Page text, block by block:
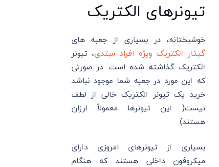
تیونرهای الکتریک
خوشبختانه، در بسیاری از جعبه های
گیتار الکتریک ویژه افراد مبتدی، تیونر
الکتریک گذاشته شده است. در صورتی
که این مورد در جعبه شما موجود نباشد
خرید یک تیونر الکتریک خالی از لطف
نیست( این تیونرها معمولاً ارزان
هستند).
بسیاری از تیونرهای امروزی دارای
میکروفون داخلی هستند که هنگام